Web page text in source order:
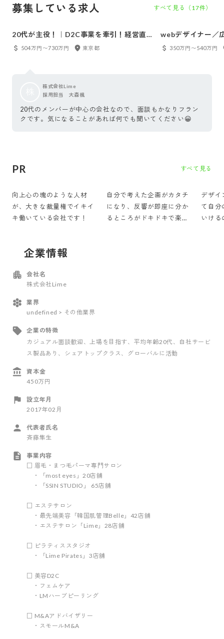
募集している求人 すべて見る（ 17件）
20代が主役！｜D2C事業を牽引！経営直
下で事業成長を担う戦略マーケター
504万円〜730万円 東京都
webデザイナー／
350万円〜540万円
株式会社Lime
採用担当 大森楓
20代のメンバーが中心の会社なので、面談もかなりフラン
クです。気になることがあれば何でも聞いてください😀
PR すべて見る
向上心の塊のような人材
が、大きな裁量権でイキイ
キ働いている会社です！
自分で考えた企画がカタチ
になり、反響が即座に分か
るところがドキドキで楽し
デザイ
て自分
いける
企業情報
会社名
株式会社Lime
業界
undefined > その他業界
企業の特徴
カジュアル面談歓迎 、上場を目指す、平均年齢20代、自社サービ
ス製品あり 、シェアトップクラス 、グローバルに活動
資本金
450万円
設立年月
2017年02月
代表者氏名
斉藤隼生
事業内容
□ 眉毛・まつ毛パーマ専門サロン
・「most eyes」20店舗
・「SSIN STUDIO」 65店舗
□ エステサロン
・最先端美容「韓国肌管理Belle」42店舗
・エステサロン「Lime」28店舗
□ ピラティススタジオ
・「Lime Pirates」3店舗
□ 美容D2C
・フェムケア
・LMハーブピーリング
□ M&Aアドバイザリー
・スモールM&A